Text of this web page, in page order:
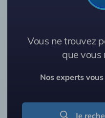
Vous ne trouvez
que vous
Nos experts
Je